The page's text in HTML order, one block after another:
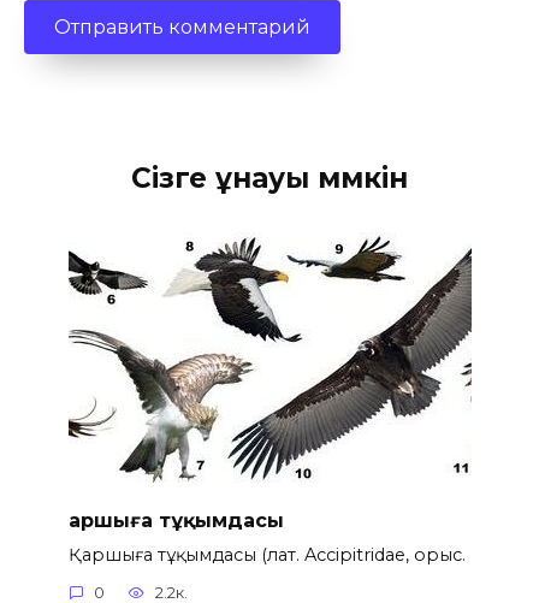
Сізге ұнауы мүмкін
Қаршыға тұқымдасы
Қаршыға тұқымдасы (лат. Accipitridae, орыс.
0 2.2к.